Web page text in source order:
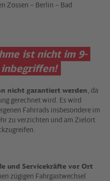
Zossen – Berlin – Bad
ist nicht im 9-
nicht garantiert werden , da
gerechnet wird. Es wird
Fahrrads insbesondere im
zu verzichten und am Zielort
und Servicekräfte vor Ort
zügigen Fahrgastwechsel